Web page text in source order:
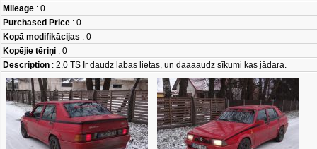
Mileage : 0
Purchased Price : 0
Kopā modifikācijas : 0
Kopējie tēriņi : 0
Description : 2.0 TS Ir daudz labas lietas, un daaaaudz sīkumi kas jādara.